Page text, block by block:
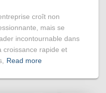
croît non
mais se
incontournable dans
croissance rapide et
Read more